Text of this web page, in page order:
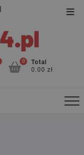
0
Total
0.00 zł